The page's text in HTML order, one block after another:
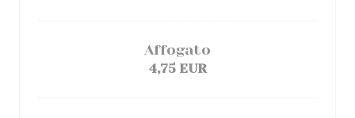
Affogato
4,75 EUR